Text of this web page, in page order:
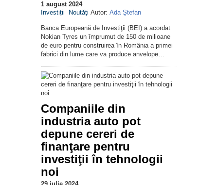
1 august 2024
Investiții
Noutăţi Autor: Ada Ştefan
Banca Europeană de Investiţii (BEI) a acordat
Nokian Tyres un împrumut de 150 de milioane
de euro pentru construirea în România a primei
fabrici din lume care va produce anvelope…
Companiile din
industria auto pot
depune cereri de
finanţare pentru
investiţii în tehnologii
noi